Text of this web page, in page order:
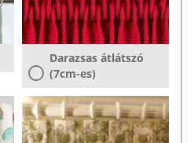
Darazsas átlátszó
(7cm-es)